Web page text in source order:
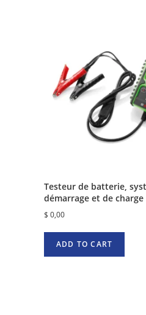
Testeur de batterie,
démarrage et de charge
$ 0,00
ADD TO CART